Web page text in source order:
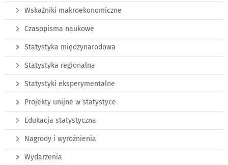
Wskaźniki makroekonomiczne
Czasopisma naukowe
Statystyka międzynarodowa
Statystyka regionalna
Statystyki eksperymentalne
Projekty unijne w statystyce
Edukacja statystyczna
Nagrody i wyróżnienia
Wydarzenia